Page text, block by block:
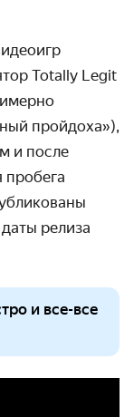
Totally Legit
пройдоха»),
и после
пробега
релиза
и все-все